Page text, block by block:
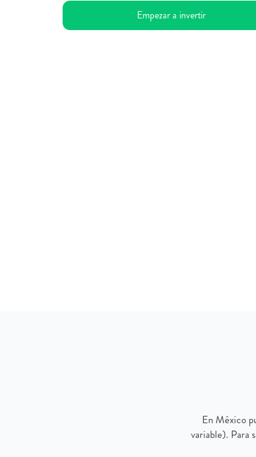
Empezar a invertir
En México
variable). Para